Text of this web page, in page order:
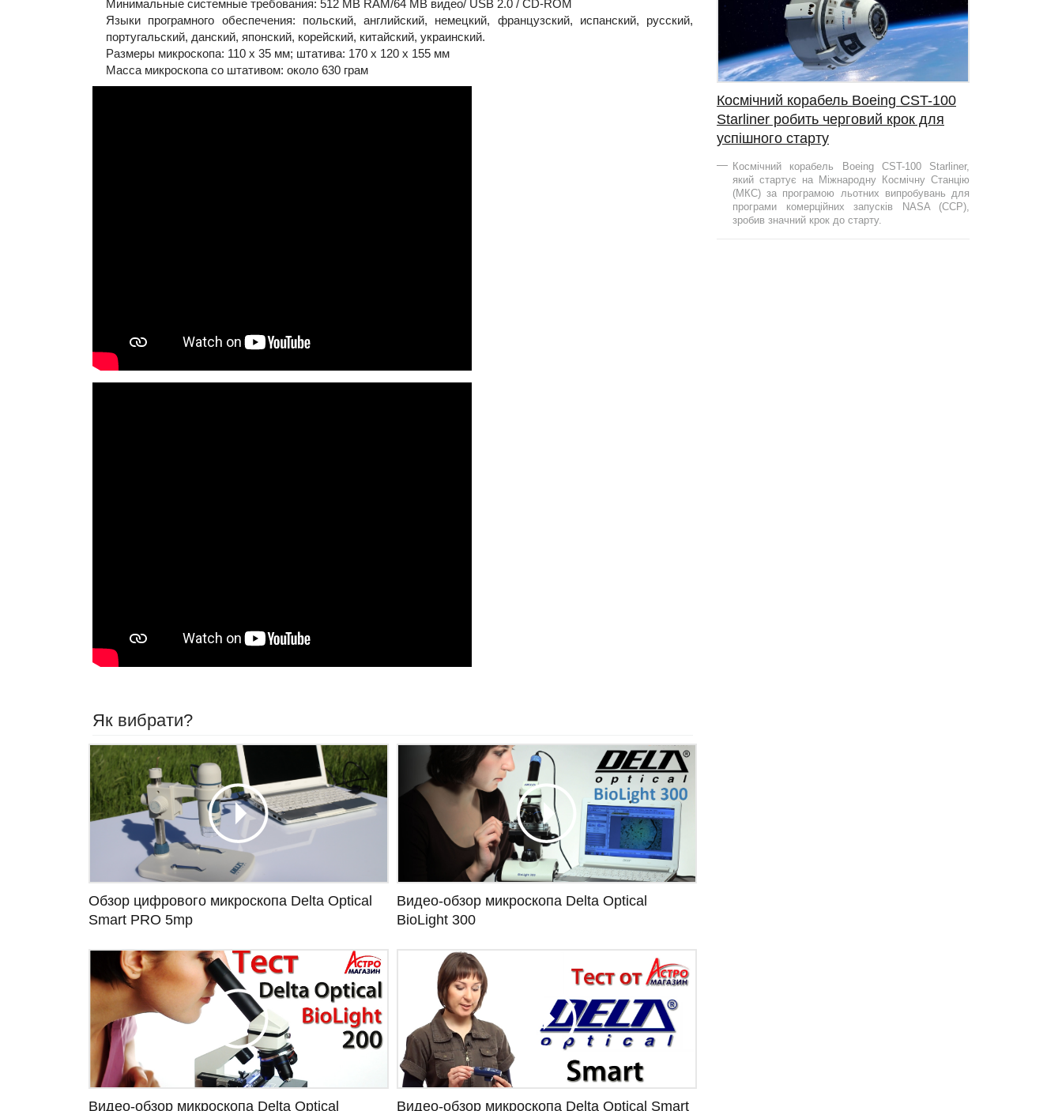
Минимальные системные требования: 512 MB RAM/64 MB видео/ USB 2.0 / CD-ROM
Языки програмного обеспечения: польский, английский, немецкий, французский, испанский, русский,
португальский, данский, японский, корейский, китайский, украинский.
Размеры микроскопа: 110 x 35 мм; штатива: 170 x 120 x 155 мм
Масса микроскопа со штативом: около 630 грам
Як вибрати?
Обзор цифрового микроскопа Delta Optical
Smart PRO 5mp
Видео-обзор микроскопа Delta Optical
BioLight 300
Видео-обзор микроскопа Delta Optical Видео-обзор микроскопа Delta Optical Smart
Космічний корабель Boeing CST-100
Starliner робить черговий крок для
успішного старту
Космічний корабель Boeing CST-100 Starliner,
який стартує на Міжнародну Космічну Станцію
(МКС) за програмою льотних випробувань для
програми комерційних запусків NASA (CCP),
зробив значний крок до старту.